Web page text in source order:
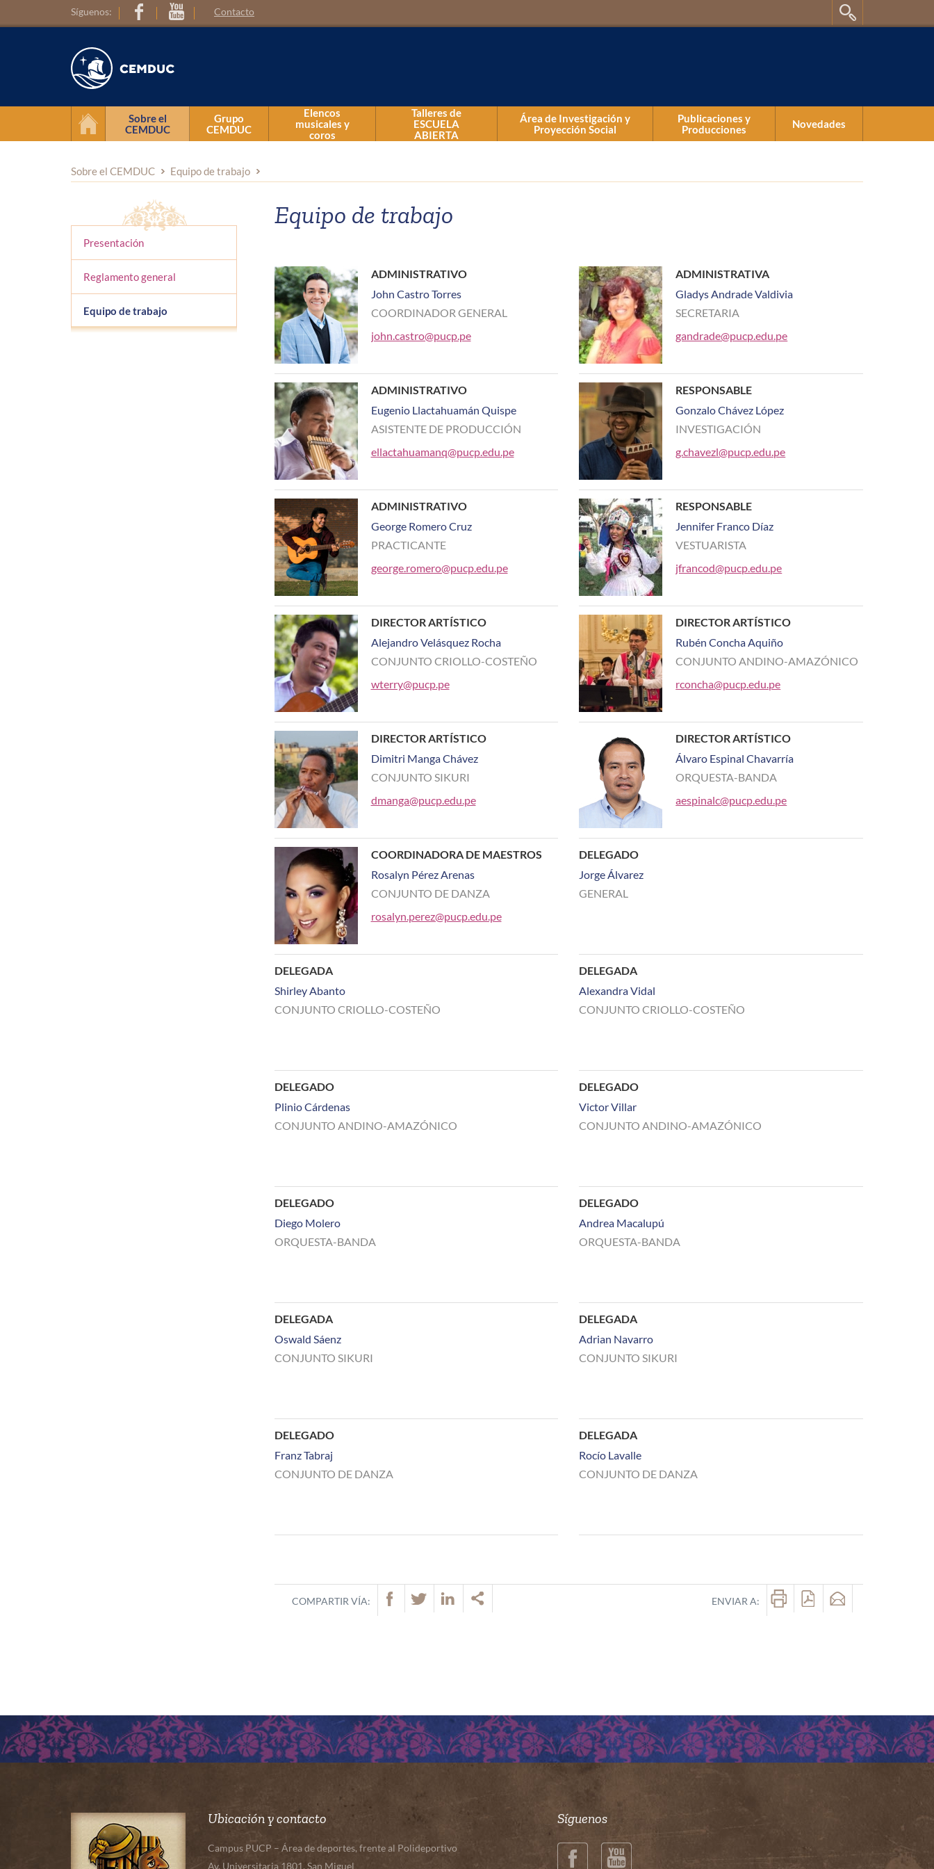
Síguenos: Contacto
Sobre el
CEMDUC
Equipo de trabajo
Grupo
CEMDUC
Elencos
musicales y
coros
Talleres de
ESCUELA
ABIERTA
Talleres Kids
Área de Investigación y
Proyección Social
Publicaciones y
Producciones
Novedades
Sobre el CEMDUC Equipo de trabajo
Presentación
Reglamento general
Equipo de trabajo
Equipo de trabajo
ADMINISTRATIVO
John Castro Torres
COORDINADOR GENERAL
john.castro@pucp.pe
ADMINISTRATIVA
Gladys Andrade Valdivia
SECRETARIA
gandrade@pucp.edu.pe
ADMINISTRATIVO
Eugenio Llactahuamán Quispe
ASISTENTE DE PRODUCCIÓN
ellactahuamanq@pucp.edu.pe
RESPONSABLE
Gonzalo Chávez López
INVESTIGACIÓN
g.chavezl@pucp.edu.pe
ADMINISTRATIVO
George Romero Cruz
PRACTICANTE
george.romero@pucp.edu.pe
RESPONSABLE
Jennifer Franco Díaz
VESTUARISTA
jfrancod@pucp.edu.pe
DIRECTOR ARTÍSTICO
Alejandro Velásquez Rocha
CONJUNTO CRIOLLO-COSTEÑO
wterry@pucp.pe
DIRECTOR ARTÍSTICO
Rubén Concha Aquiño
CONJUNTO ANDINO-AMAZÓNICO
rconcha@pucp.edu.pe
DIRECTOR ARTÍSTICO
Dimitri Manga Chávez
CONJUNTO SIKURI
dmanga@pucp.edu.pe
DIRECTOR ARTÍSTICO
Álvaro Espinal Chavarría
ORQUESTA-BANDA
aespinalc@pucp.edu.pe
COORDINADORA DE MAESTROS
Rosalyn Pérez Arenas
CONJUNTO DE DANZA
rosalyn.perez@pucp.edu.pe
DELEGADO
Jorge Álvarez
GENERAL
DELEGADA
Shirley Abanto
CONJUNTO CRIOLLO-COSTEÑO
DELEGADA
Alexandra Vidal
CONJUNTO CRIOLLO-COSTEÑO
DELEGADO
Plinio Cárdenas
CONJUNTO ANDINO-AMAZÓNICO
DELEGADO
Victor Villar
CONJUNTO ANDINO-AMAZÓNICO
DELEGADO
Diego Molero
ORQUESTA-BANDA
DELEGADO
Andrea Macalupú
ORQUESTA-BANDA
DELEGADA
Oswald Sáenz
CONJUNTO SIKURI
DELEGADA
Adrian Navarro
CONJUNTO SIKURI
DELEGADO
Franz Tabraj
CONJUNTO DE DANZA
DELEGADA
Rocío Lavalle
CONJUNTO DE DANZA
COMPARTIR VÍA: ENVIAR A:
Ubicación y contacto
Campus PUCP – Área de deportes, frente al Polideportivo
Av. Universitaria 1801, San Miguel
Síguenos